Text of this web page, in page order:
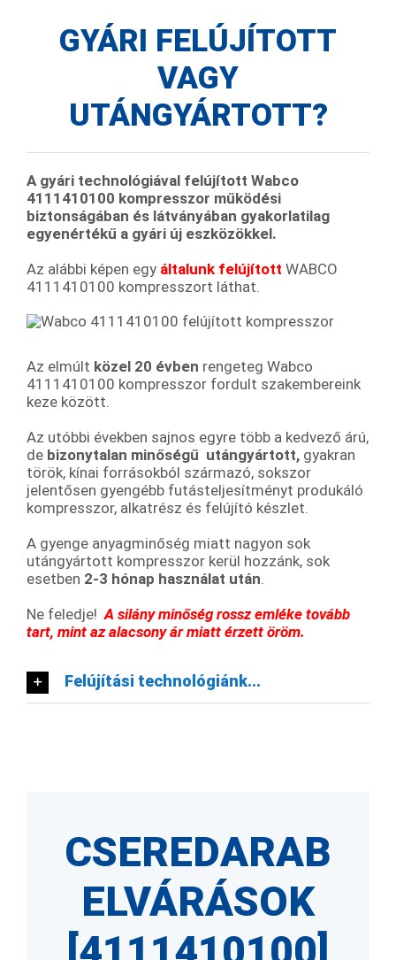
GYÁRI FELÚJÍTOTT
VAGY
UTÁNGYÁRTOTT?
A gyári technológiával felújított Wabco
4111410100 kompresszor működési
biztonságában és látványában gyakorlatilag
egyenértékű a gyári új eszközökkel.
Az alábbi képen egy általunk felújított WABCO
4111410100 kompresszort láthat.
Az elmúlt közel 20 évben rengeteg Wabco
4111410100 kompresszor fordult szakembereink
keze között.
Az utóbbi években sajnos egyre több a kedvező árú,
de bizonytalan minőségű utángyártott, gyakran
török, kínai forrásokból származó, sokszor
jelentősen gyengébb futásteljesítményt produkáló
kompresszor, alkatrész és felújító készlet.
A gyenge anyagminőség miatt nagyon sok
utángyártott kompresszor kerül hozzánk, sok
esetben 2-3 hónap használat után.
Ne feledje!A silány minőség rossz emléke tovább
tart, mint az alacsony ár miatt érzett öröm.
Felújítási technológiánk...
CSEREDARAB
ELVÁRÁSOK